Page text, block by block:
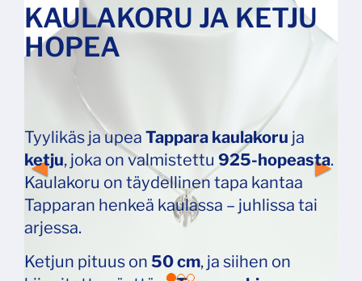
KAULAKORU JA KETJU
HOPEA
Tyylikäs ja upea Tappara kaulakoru ja
ketju, joka on valmistettu 925-hopeasta.
Kaulakoru on täydellinen tapa kantaa
Tapparan henkeä kaulassa – juhlissa tai
arjessa.
Ketjun pituus on 50 cm, ja siihen on